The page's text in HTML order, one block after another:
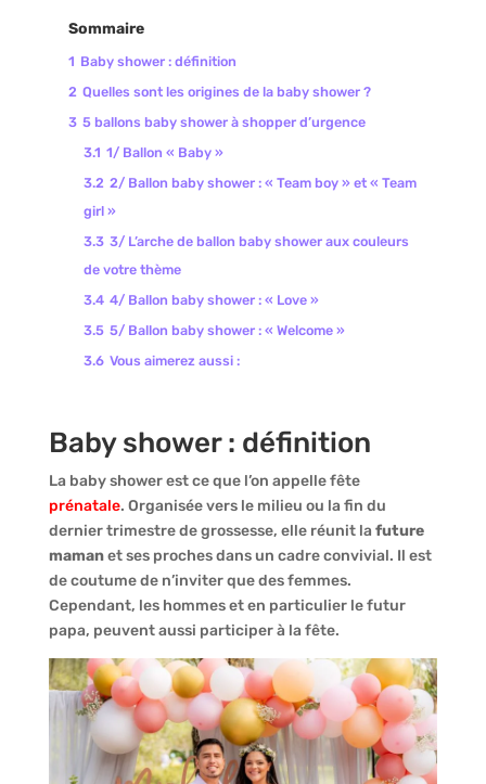
Sommaire
1 Baby shower : définition
2 Quelles sont les origines de la baby shower ?
3 5 ballons baby shower à shopper d’urgence
3.1 1/ Ballon « Baby »
3.2 2/ Ballon baby shower : « Team boy » et « Team
girl »
3.3 3/ L’arche de ballon baby shower aux couleurs
de votre thème
3.4 4/ Ballon baby shower : « Love »
3.5 5/ Ballon baby shower : « Welcome »
3.6 Vous aimerez aussi :
Baby shower : définition
La baby shower est ce que l’on appelle fête
prénatale. Organisée vers le milieu ou la fin du
dernier trimestre de grossesse, elle réunit la future
mamanet ses proches dans un cadre convivial. Il est
de coutume de n’inviter que des femmes.
Cependant, les hommes et en particulier le futur
papa, peuvent aussi participer à la fête.